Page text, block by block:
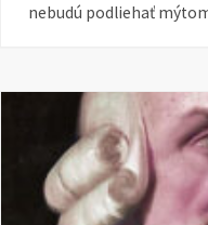
nebudú podliehať